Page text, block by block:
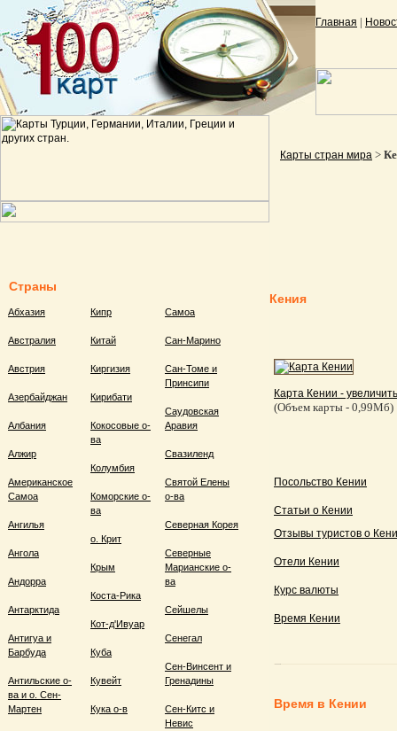
Главная |
Страны
Абхазия
Австралия
Австрия
Азербайджан
Албания
Алжир
Американское
Самоа
Ангилья
Ангола
Андорра
Антарктида
Антигуа и
Барбуда
Антильские о-
ва и о. Сен-
Мартен
Кипр
Китай
Киргизия
Кирибати
Кокосовые о-
ва
Колумбия
Коморские о-
ва
о. Крит
Крым
Коста-Рика
Кот-д'Ивуар
Куба
Кувейт
Кука о-в
Самоа
Сан-Марино
Сан-Томе и
Принсипи
Саудовская
Аравия
Свазиленд
Святой Елены
о-ва
Северная Корея
Северные
Марианские о-
ва
Сейшелы
Сенегал
Сен-Винсент и
Гренадины
Сен-Китс и
Невис
Карты стран мира >
Кения
Карта Кении -
(Объем карты - 0,99Мб)
Посольство Кении
Статьи о Кении
Отзывы туристов о
Отели Кении
Курс валюты
Время Кении
Время в Кении